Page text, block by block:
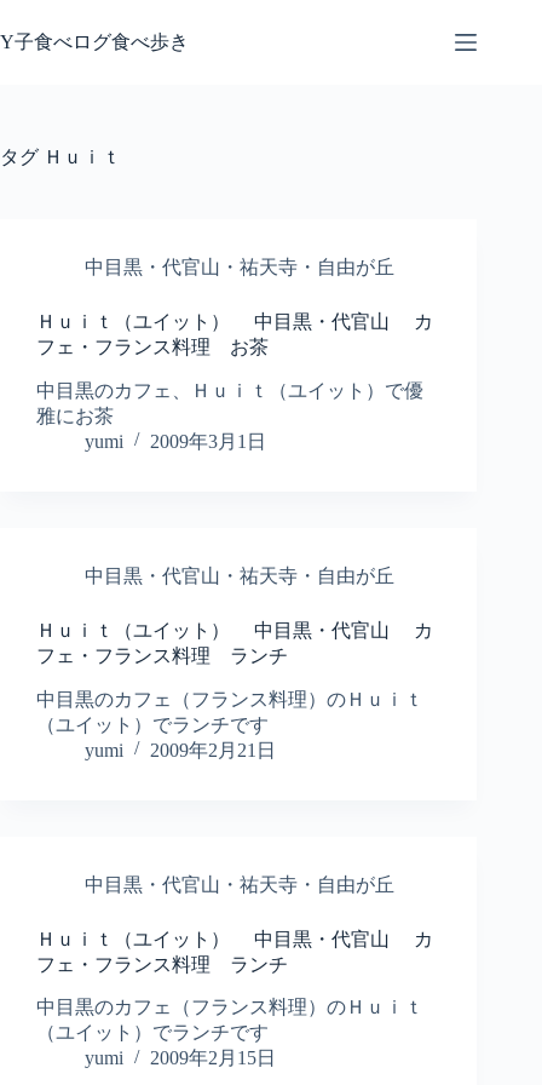
ン
ス
Y子食べログ食べ歩き
タグ Ｈｕｉｔ
中目黒・代官山・祐天寺・自由が丘
Ｈｕｉｔ（ユイット） 中目黒・代官山 カ
フェ・フランス料理 お茶
中目黒のカフェ、Ｈｕｉｔ（ユイット）で優
雅にお茶
yumi
2009年3月1日
中目黒・代官山・祐天寺・自由が丘
Ｈｕｉｔ（ユイット） 中目黒・代官山 カ
フェ・フランス料理 ランチ
中目黒のカフェ（フランス料理）のＨｕｉｔ
（ユイット）でランチです
yumi
2009年2月21日
中目黒・代官山・祐天寺・自由が丘
Ｈｕｉｔ（ユイット） 中目黒・代官山 カ
フェ・フランス料理 ランチ
中目黒のカフェ（フランス料理）のＨｕｉｔ
（ユイット）でランチです
yumi
2009年2月15日